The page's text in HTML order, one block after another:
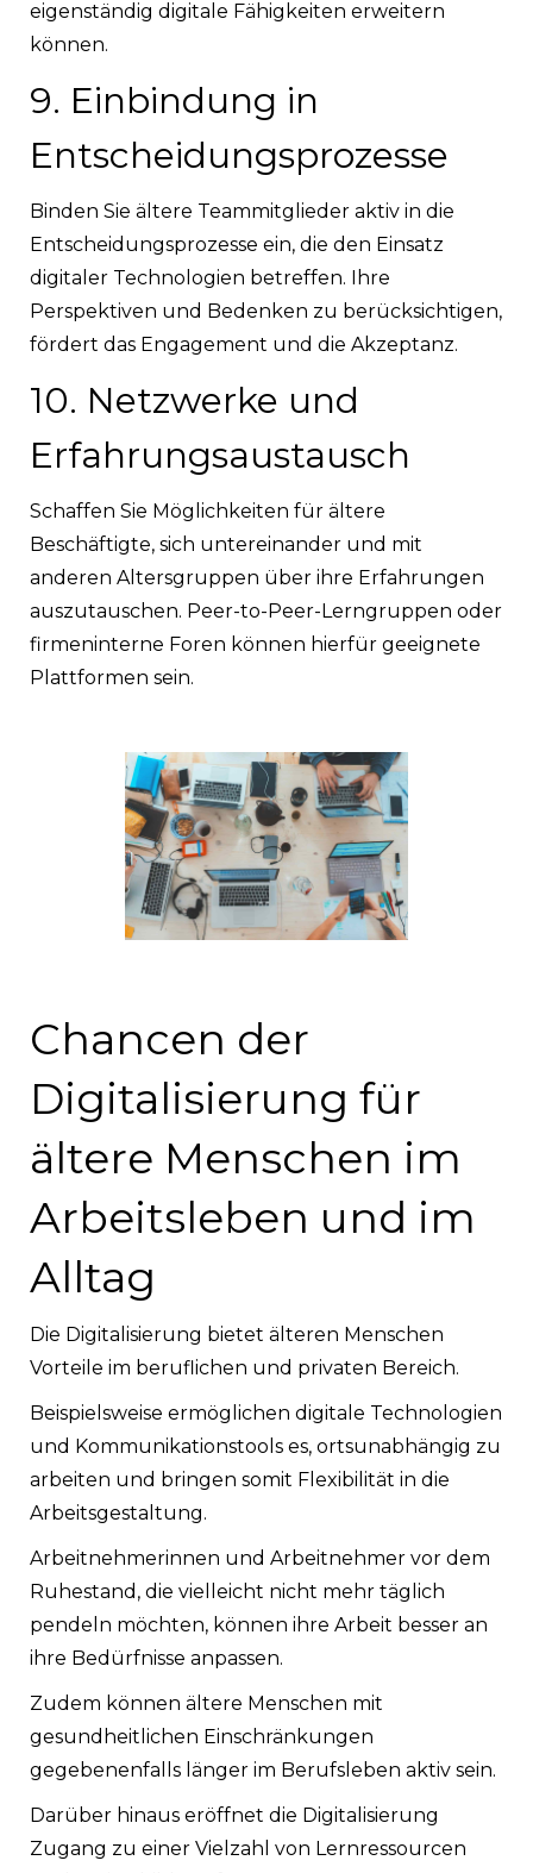
eigenständig digitale Fähigkeiten erweitern
können.
9. Einbindung in
Entscheidungsprozesse
Binden Sie ältere Teammitglieder aktiv in die
Entscheidungsprozesse ein, die den Einsatz
digitaler Technologien betreffen. Ihre
Perspektiven und Bedenken zu berücksichtigen,
fördert das Engagement und die Akzeptanz.
10. Netzwerke und
Erfahrungsaustausch
Schaffen Sie Möglichkeiten für ältere
Beschäftigte, sich untereinander und mit
anderen Altersgruppen über ihre Erfahrungen
auszutauschen. Peer-to-Peer-Lerngruppen oder
firmeninterne Foren können hierfür geeignete
Plattformen sein.
Chancen der
Digitalisierung für
ältere Menschen im
Arbeitsleben und im
Alltag
Die Digitalisierung bietet älteren Menschen
Vorteile im beruflichen und privaten Bereich.
Beispielsweise ermöglichen digitale Technologien
und Kommunikationstools es, ortsunabhängig zu
arbeiten und bringen somit Flexibilität in die
Arbeitsgestaltung.
Arbeitnehmerinnen und Arbeitnehmer vor dem
Ruhestand, die vielleicht nicht mehr täglich
pendeln möchten, können ihre Arbeit besser an
ihre Bedürfnisse anpassen.
Zudem können ältere Menschen mit
gesundheitlichen Einschränkungen
gegebenenfalls länger im Berufsleben aktiv sein.
Darüber hinaus eröffnet die Digitalisierung
Zugang zu einer Vielzahl von Lernressourcen